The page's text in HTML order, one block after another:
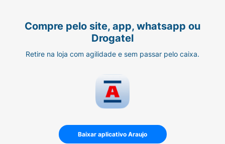
inovadora fórmula termo-ativa e conta com a
exclusiva tecnologia TRIsolid, que se adapta
ao organismo, ajudando a prevenir a
precisam de máxima proteção. Rexona
Clinical. Nada é mais forte. Rexona. Não te
Compre pelo site, app, whatsapp ou
Drogatel
Retire na loja com agilidade e sem passar pelo caixa.
Baixar aplicativo Araujo